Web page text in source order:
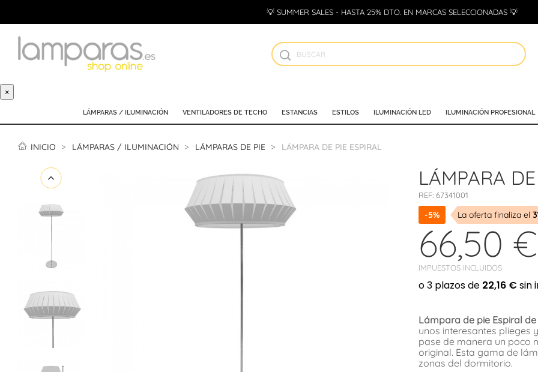
💡 SUMMER SALES - HASTA 25% DTO. EN MARCAS SELECCIONADAS 💡
×
LÁMPARAS / ILUMINACIÓN VENTILADORES DE TECHO ESTANCIAS ESTILOS ILUMINACIÓN LED ILUMINACIÓN PROFESIONAL
INICIO LÁMPARAS / ILUMINACIÓN LÁMPARAS DE PIE LÁMPARA DE PIE ESPIRAL
LÁMPARA
REF: 67341001
-5% La oferta finaliza el
66,50 €
IMPUESTOS INCLUIDOS
Lámpara de pie Espiral
unos interesantes plieges
pase de manera un poco
original. Esta gama de
zonas del dormitorio.